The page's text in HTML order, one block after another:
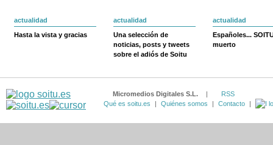
actualidad
Hasta la vista y gracias
actualidad
Una selección de
noticias, posts y tweets
sobre el adiós de Soitu
actualidad
Españoles...
muerto
Micromedios Digitales S.L. |
RSS
Qué es soitu.es
| Quiénes somos | Contacto |